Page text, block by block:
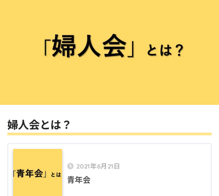
婦人会とは？
2021年6月21日
青年会